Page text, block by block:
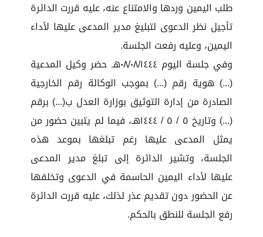
طلب اليمين وردها والامتناع عنه، عليه قررت الدائرة
تأجيل نظر الدعوى لتبليغ مدير المدعى عليها لأداء
اليمين، وعليه رفعت الجلسة.
وفي جلسة اليوم ٠٨/٠٨/١٤٤٤هـ حضر وكيل المدعية
(...) هوية رقم (...) بموجب الوكالة رقم الخارجية
الصادرة من إدارة التوثيق بوزارة العدل ب(...) برقم
(...) وتاريخ ٥ / ٥ / ١٤٤٤هـ، فيما لم يتبين حضور من
يمثل المدعى عليها رغم تبلغها بموعد هذه
الجلسة، وتشير الدائرة إلى تبلغ مدير المدعى
عليها لأداء اليمين الحاسمة في الدعوى وتخلفها
عن الحضور دون تقديم عذر لذلك، عليه قررت الدائرة
رفع الجلسة للنطق بالحكم.